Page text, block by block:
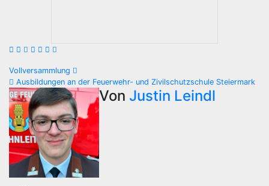
Beitragsnavigation
Vollversammlung
Ausbildungen an der Feuerwehr- und Zivilschutzschule Steiermark
Von Justin Leindl